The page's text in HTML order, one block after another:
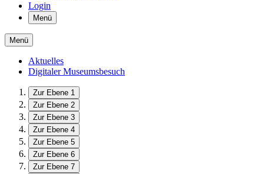
Login
Menü
Menü
Aktuelles
Digitaler Museumsbesuch
Zur Ebene 1
Zur Ebene 2
Zur Ebene 3
Zur Ebene 4
Zur Ebene 5
Zur Ebene 6
Zur Ebene 7